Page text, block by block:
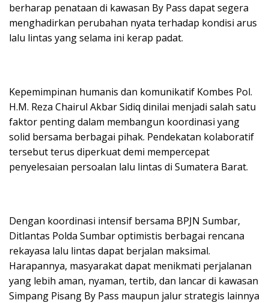
berharap penataan di kawasan By Pass dapat segera
menghadirkan perubahan nyata terhadap kondisi arus
lalu lintas yang selama ini kerap padat.
Kepemimpinan humanis dan komunikatif Kombes Pol.
H.M. Reza Chairul Akbar Sidiq dinilai menjadi salah satu
faktor penting dalam membangun koordinasi yang
solid bersama berbagai pihak. Pendekatan kolaboratif
tersebut terus diperkuat demi mempercepat
penyelesaian persoalan lalu lintas di Sumatera Barat.
Dengan koordinasi intensif bersama BPJN Sumbar,
Ditlantas Polda Sumbar optimistis berbagai rencana
rekayasa lalu lintas dapat berjalan maksimal.
Harapannya, masyarakat dapat menikmati perjalanan
yang lebih aman, nyaman, tertib, dan lancar di kawasan
Simpang Pisang By Pass maupun jalur strategis lainnya